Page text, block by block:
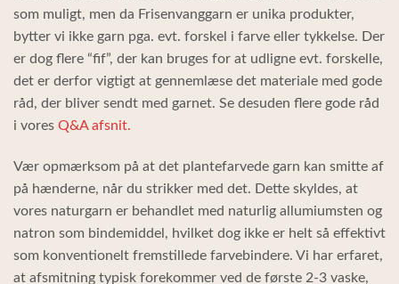
som muligt, men da Frisenvanggarn er unika produkter,
bytter vi ikke garn pga. evt. forskel i farve eller tykkelse. Der
er dog flere “fif”, der kan bruges for at udligne evt. forskelle,
det er derfor vigtigt at gennemlæse det materiale med gode
råd, der bliver sendt med garnet. Se desuden flere gode råd
i vores Q&A afsnit.
Vær opmærksom på at det plantefarvede garn kan smitte af
på hænderne, når du strikker med det. Dette skyldes, at
vores naturgarn er behandlet med naturlig allumiumsten og
natron som bindemiddel, hvilket dog ikke er helt så effektivt
som konventionelt fremstillede farvebindere. Vi har erfaret,
at afsmitning typisk forekommer ved de første 2-3 vaske,